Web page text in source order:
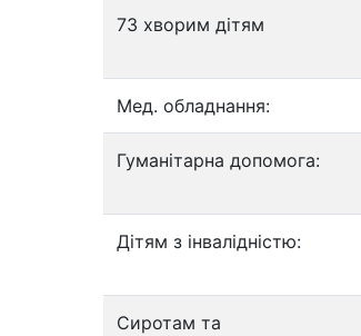
73 хворим дітям
Мед. обладнання:
Гуманітарна допомога:
Дітям з інвалідністю:
Сиротам та